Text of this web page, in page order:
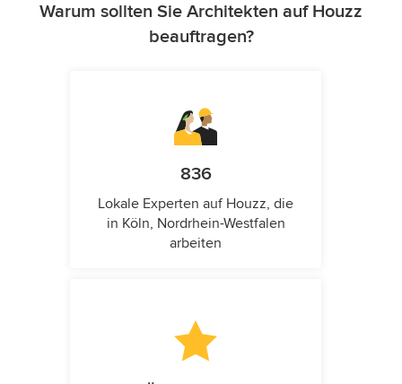
Warum sollten Sie Architekten auf Houzz
beauftragen?
836
Lokale Experten auf Houzz, die
in Köln, Nordrhein-Westfalen
arbeiten